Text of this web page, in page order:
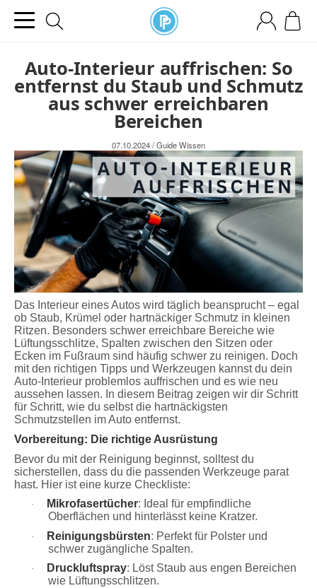
Auto-Interieur auffrischen: So
entfernst du Staub und Schmutz
aus schwer erreichbaren
Bereichen
07.10.2024/GuideWissen
Das Interieur eines Autos wird täglich beansprucht – egal
ob Staub, Krümel oder hartnäckiger Schmutz in kleinen
Ritzen. Besonders schwer erreichbare Bereiche wie
Lüftungsschlitze, Spalten zwischen den Sitzen oder
Ecken im Fußraum sind häufig schwer zu reinigen. Doch
mit den richtigen Tipps und Werkzeugen kannst du dein
Auto-Interieur problemlos auffrischen und es wie neu
aussehen lassen. In diesem Beitrag zeigen wir dir Schritt
für Schritt, wie du selbst die hartnäckigsten
Schmutzstellen im Auto entfernst.
Vorbereitung: Die richtige Ausrüstung
Bevor du mit der Reinigung beginnst, solltest du
sicherstellen, dass du die passenden Werkzeuge parat
hast. Hier ist eine kurze Checkliste:
· Mikrofasertücher: Ideal für empfindliche
Oberflächen und hinterlässt keine Kratzer.
· Reinigungsbürsten: Perfekt für Polster und
schwer zugängliche Spalten.
· Druckluftspray: Löst Staub aus engen Bereichen
wie Lüftungsschlitzen.